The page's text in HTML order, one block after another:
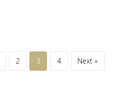
2 3 4 Next »